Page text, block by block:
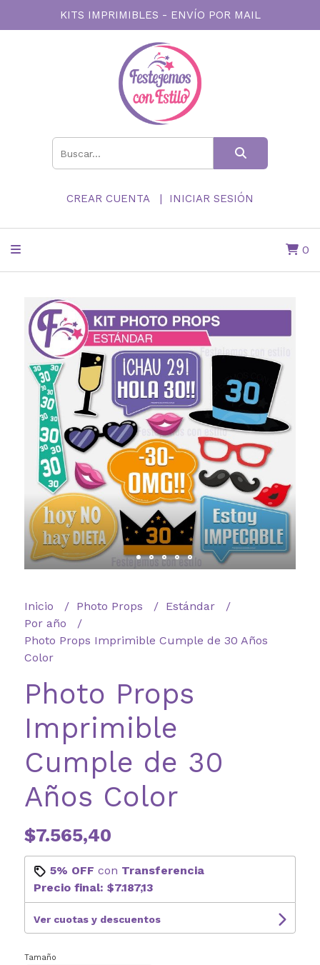
KITS IMPRIMIBLES - ENVÍO POR MAIL
CREAR CUENTA INICIAR SESIÓN
0
Inicio Photo Props
Estándar
Por año
Photo Props Imprimible Cumple de 30 Años
Color
Photo Props
Imprimible
Cumple de 30
Años Color
$7.565,40
5% OFF con Transferencia
Precio final: $7.187,13
Ver cuotas y descuentos
Tamaño